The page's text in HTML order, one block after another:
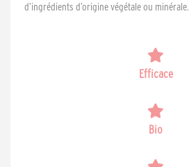
d’ingrédients d’origine végétale ou minérale.
Efficace
Bio